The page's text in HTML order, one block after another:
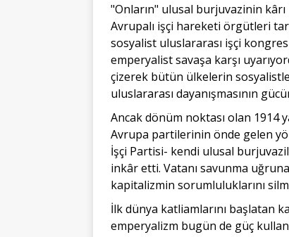
"Onların" ulusal burjuvazinin
Avrupalı işçi hareketi örgütleri
sosyalist uluslararası işçi
emperyalist savaşa karşı
çizerek bütün ülkelerin
uluslararası dayanışmasının
Ancak dönüm noktası olan 1914
Avrupa partilerinin önde gelen
İşçi Partisi- kendi ulusal
inkâr etti. Vatanı savunma
kapitalizmin sorumluluklarını
İlk dünya katliamlarını başlatan
emperyalizm bugün de güç